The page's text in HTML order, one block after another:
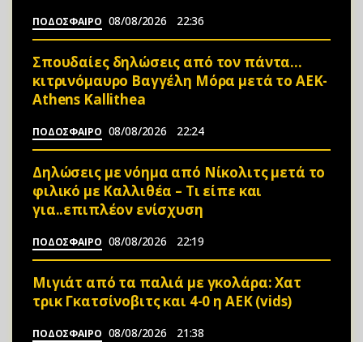
ΠΟΔΟΣΦΑΙΡΟ 08/08/2026 22:36
Σπουδαίες δηλώσεις από τον πάντα…
κιτρινόμαυρο Βαγγέλη Μόρα μετά το ΑΕΚ-
Athens Kallithea
ΠΟΔΟΣΦΑΙΡΟ 08/08/2026 22:24
Δηλώσεις με νόημα από Νίκολιτς μετά το
φιλικό με Καλλιθέα – Τι είπε και
για..επιπλέον ενίσχυση
ΠΟΔΟΣΦΑΙΡΟ 08/08/2026 22:19
Μιγιάτ από τα παλιά με γκολάρα: Χατ
τρικ Γκατσίνοβιτς και 4-0 η ΑΕΚ (vids)
ΠΟΔΟΣΦΑΙΡΟ 08/08/2026 21:38